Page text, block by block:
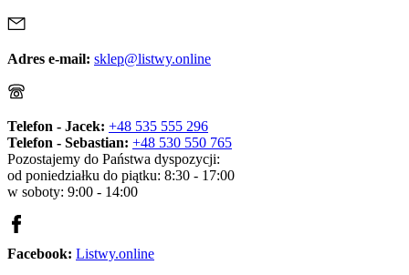
Adres e-mail: sklep@listwy.online
Telefon - Jacek: +48 535 555 296
Telefon - Sebastian: +48 530 550 765
Pozostajemy do Państwa dyspozycji:
od poniedziałku do piątku: 8:30 - 17:00
w soboty: 9:00 - 14:00
Facebook: Listwy.online